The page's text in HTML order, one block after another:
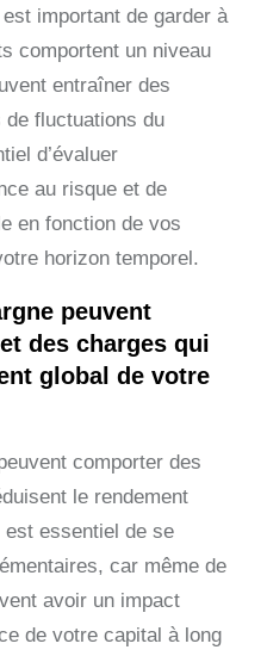
important de garder à
comportent un niveau
entraîner des
fluctuations du
d’évaluer
au risque et de
en fonction de vos
horizon temporel.
peuvent
des charges qui
global de votre
comporter des
le rendement
essentiel de se
car même de
avoir un impact
de votre capital à long